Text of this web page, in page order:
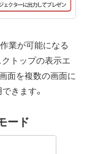
業が可能になる
トップの表示エ
面を複数の画面に
きます。
ード